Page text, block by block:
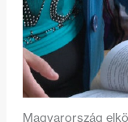
Magyarország